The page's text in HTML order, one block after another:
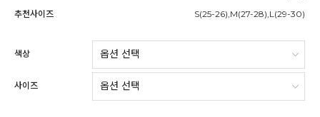
추천사이즈
S(25-26),M(27-28),L(29-30)
색상
사이즈